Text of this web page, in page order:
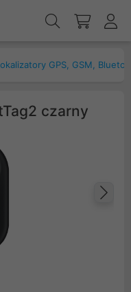
GPS, GSM,
czarny